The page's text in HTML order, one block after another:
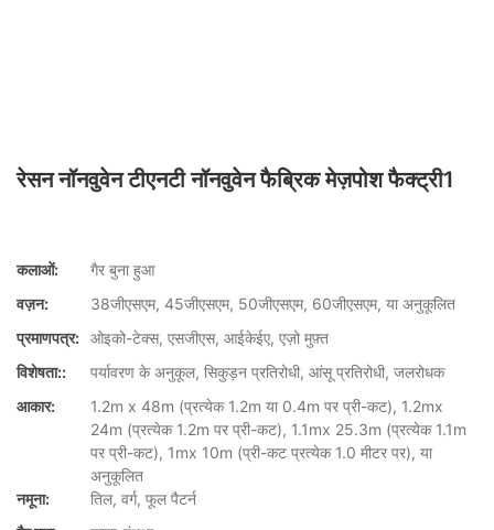
रेसन नॉनवुवेन टीएनटी नॉनवुवेन फैब्रिक मेज़पोश फैक्ट्री1
कलाओं:
गैर बुना हुआ
वज़न:
38जीएसएम, 45जीएसएम, 50जीएसएम, 60जीएसएम, या अनुकूलित
प्रमाणपत्र: ओइको-टेक्स, एसजीएस, आईकेईए, एज़ो मुफ़्त
विशेषता::
पर्यावरण के अनुकूल, सिकुड़न प्रतिरोधी, आंसू प्रतिरोधी, जलरोधक
आकार:
1.2m x 48m (प्रत्येक 1.2m या 0.4m पर प्री-कट), 1.2mx
24m (प्रत्येक 1.2m पर प्री-कट), 1.1mx 25.3m (प्रत्येक 1.1m
पर प्री-कट), 1mx 10m (प्री-कट प्रत्येक 1.0 मीटर पर), या
अनुकूलित
नमूना:
तिल, वर्ग, फूल पैटर्न